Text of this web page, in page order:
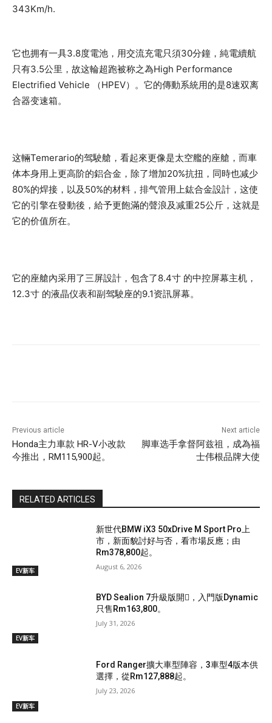
343Km/h.
它也拥有一具3.8度電池，用交流充電只須30分鐘，純電續航
只有3.5公里，故这輪超跑被称之為High Performance
Electrified Vehicle （HPEV）。它的傳動系統用的是8速双离
合器变速箱。
这輛Temerario的驾駛艙，看起來更像是太空艦的座艙，而車
体本身用上更高阶的鋁合金，除了增加20%抗扭，同時也减少
80%的焊接，以及50%的材料，排气管用上鈜合金設計，这使
它的引擎在發動後，給予更飽滿的聲浪及减重25公斤，这就是
它的价值所在。
它的座艙內采用了三屏設計，包含了8.4寸 的中控屏幕主机，
12.3寸 的液晶仪表和副驾駛座的9.1资訊屏幕。
Previous article
Honda主力車款 HR-V小改款
今推出，RM115,900起。
Next article
脚車选手拿督阿兹祖，成為福
士伟根品牌大使
RELATED ARTICLES
EV新车
新世代BMW iX3 50xDrive M Sport Pro上
市，新面貌討好与否，看市場反應；由
Rm378,800起。
August 6, 2026
EV新车
BYD Sealion 7升級版開𧷗，入門版Dynamic
只售Rm163,800。
July 31, 2026
EV新车
Ford Ranger擴大車型陣容，3車型4版本供
選擇，從Rm127,888起。
July 23, 2026